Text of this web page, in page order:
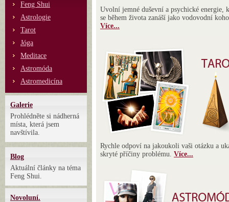
Feng Shui
Astrologie
Tarot
Jóga
Meditace
Astromóda
Astromedicína
Galerie
Prohlédněte si nádherná
místa, která jsem
navštívila.
Blog
Aktuální články na téma
Feng Shui.
Novoluní.
Uvolní jemné duševní a psychické energie,
se během života zanáší jako vodovodní
Více...
Rychle odpoví na jakoukoli vaši otázku a
skryté příčiny problému. Více...